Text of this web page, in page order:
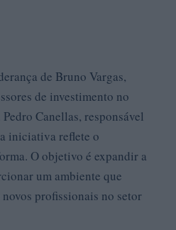
de Bruno Vargas,
de investimento no
Canellas, responsável
iniciativa reflete o
O objetivo é expandir a
um ambiente que
profissionais no setor